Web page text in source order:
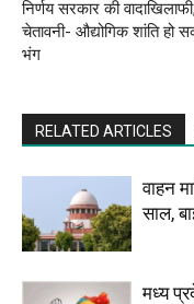
निर्णय सरकार की
चेतावनी- औद्योगिक शांति हो
भंग
RELATED ARTICLES
वाहन
साल,
मध्य